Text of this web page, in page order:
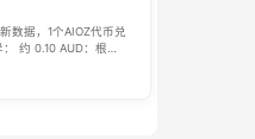
数据，1个AIOZ代币兑
约 0.10 AUD：根
AIOZ ≈ 0.10 AUD。 约